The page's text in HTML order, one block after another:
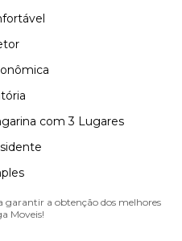
com 3 Lugares
garantir a obtenção dos melhores
Moveis!